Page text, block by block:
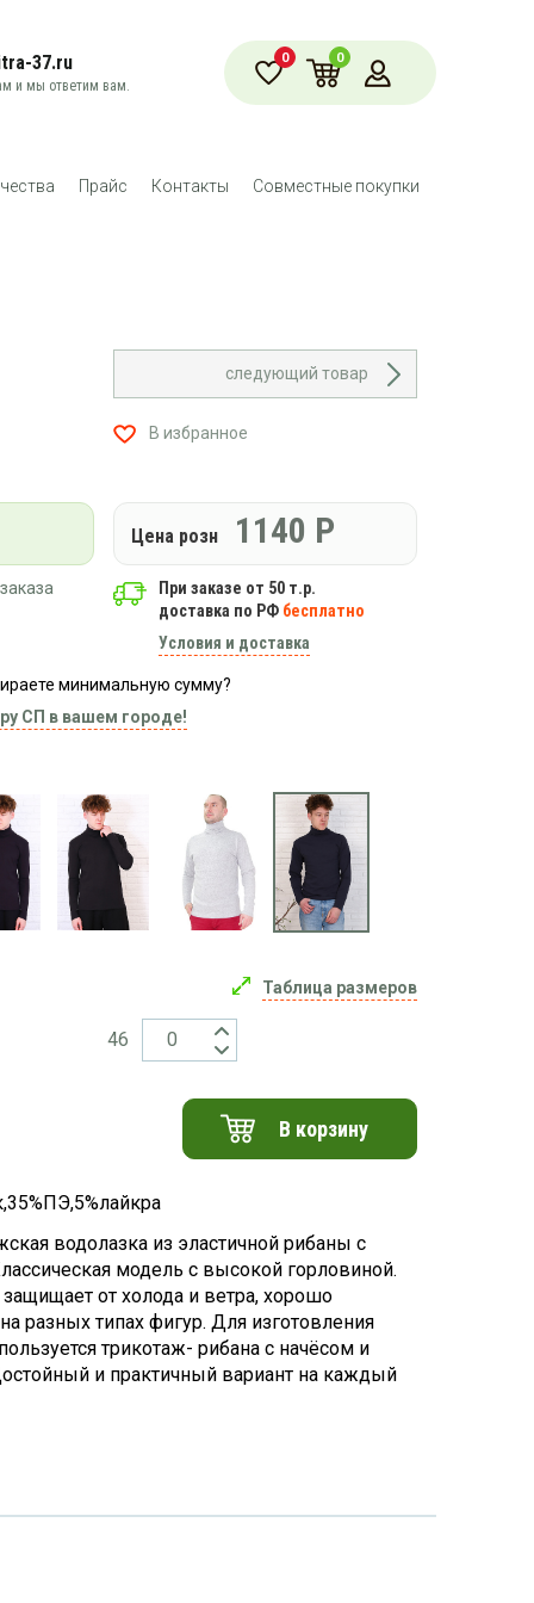
37.ru
и мы ответим вам.
0 0
Прайс Контакты Совместные покупки
следующий товар
В избранное
Цена розн 1140 Р
При заказе от 50 т.р.
доставка по РФ бесплатно
Условия и доставка
минимальную сумму?
СП в вашем городе!
Таблица размеров
46
В корзину
водолазка из эластичной рибаны с
модель с высокой горловиной.
защищает от холода и ветра, хорошо
разных типах фигур. Для изготовления
трикотаж- рибана с начёсом и
и практичный вариант на каждый